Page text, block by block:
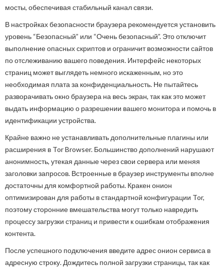
мосты, обеспечивая стабильный канал связи.
В настройках безопасности браузера рекомендуется установить
уровень “Безопасный” или “Очень безопасный”. Это отключит
выполнение опасных скриптов и ограничит возможности сайтов
по отслеживанию вашего поведения. Интерфейс некоторых
страниц может выглядеть немного искаженным, но это
необходимая плата за конфиденциальность. Не пытайтесь
разворачивать окно браузера на весь экран, так как это может
выдать информацию о разрешении вашего монитора и помочь в
идентификации устройства.
Крайне важно не устанавливать дополнительные плагины или
расширения в Tor Browser. Большинство дополнений нарушают
анонимность, утекая данные через свои сервера или меняя
заголовки запросов. Встроенные в браузер инструменты вполне
достаточны для комфортной работы. Кракен онион
оптимизирован для работы в стандартной конфигурации Tor,
поэтому сторонние вмешательства могут только навредить
процессу загрузки страниц и привести к ошибкам отображения
контента.
После успешного подключения введите адрес онион сервиса в
адресную строку. Дождитесь полной загрузки страницы, так как